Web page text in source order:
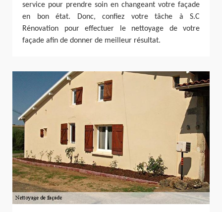
service pour prendre soin en changeant votre façade
en bon état. Donc, confiez votre tâche à S.C
Rénovation pour effectuer le nettoyage de votre
façade afin de donner de meilleur résultat.